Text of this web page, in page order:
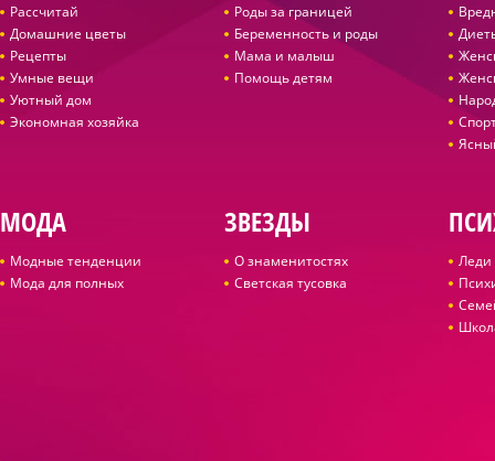
Рассчитай
Домашние цветы
Рецепты
Умные вещи
Уютный дом
Экономная хозяйка
Роды за границей
Беременность и роды
Мама и малыш
Помощь детям
МОДА
Модные тенденции
Мода для полных
ЗВЕЗДЫ
О знаменитостях
Светская тусовка
Леди